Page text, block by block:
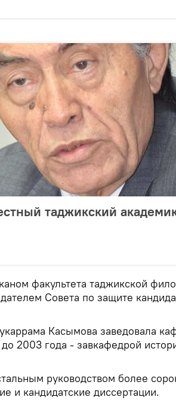
таджикский
факультета таджикской
Совета по защите
Касымова заведовала
2003 года - завкафедрой
руководством более
и кандидатские диссертации.